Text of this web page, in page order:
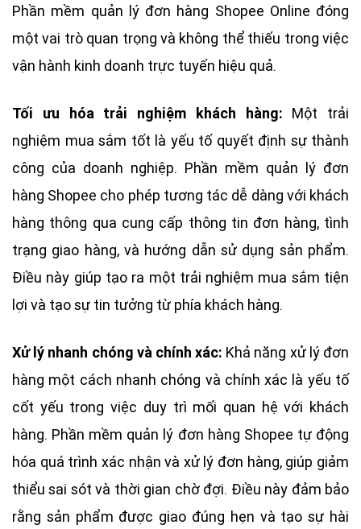
Phần mềm quản lý đơn hàng Shopee Online đóng
một vai trò quan trọng và không thể thiếu trong việc
vận hành kinh doanh trực tuyến hiệu quả.
Tối ưu hóa trải nghiệm khách hàng: Một trải
nghiệm mua sắm tốt là yếu tố quyết định sự thành
công của doanh nghiệp. Phần mềm quản lý đơn
hàng Shopee cho phép tương tác dễ dàng với khách
hàng thông qua cung cấp thông tin đơn hàng, tình
trạng giao hàng, và hướng dẫn sử dụng sản phẩm.
Điều này giúp tạo ra một trải nghiệm mua sắm tiện
lợi và tạo sự tin tưởng từ phía khách hàng.
Xử lý nhanh chóng và chính xác: Khả năng xử lý đơn
hàng một cách nhanh chóng và chính xác là yếu tố
cốt yếu trong việc duy trì mối quan hệ với khách
hàng. Phần mềm quản lý đơn hàng Shopee tự động
hóa quá trình xác nhận và xử lý đơn hàng, giúp giảm
thiểu sai sót và thời gian chờ đợi. Điều này đảm bảo
rằng sản phẩm được giao đúng hẹn và tạo sự hài